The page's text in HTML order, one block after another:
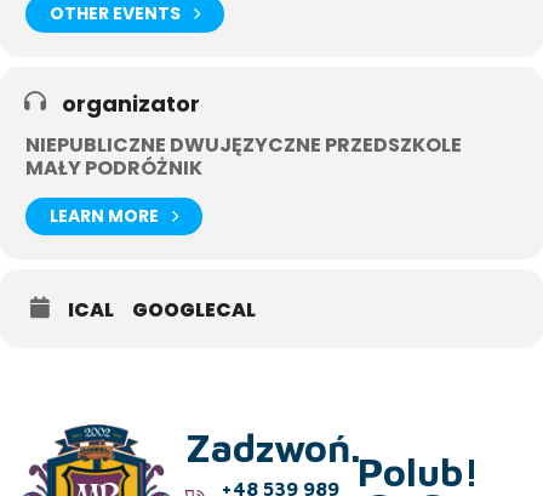
OTHER EVENTS
organizator
NIEPUBLICZNE DWUJĘZYCZNE PRZEDSZKOLE
MAŁY PODRÓŻNIK
LEARN MORE
ICAL GOOGLECAL
Zadzwoń.
+48 539 989
Polub!